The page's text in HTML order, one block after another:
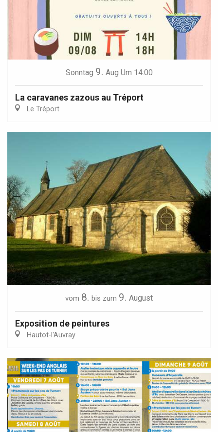
Sonntag 9. Aug Um 14:00
La caravanes zazous au Tréport
Le Tréport
vom 8. bis zum 9. August
Exposition de peintures
Hautot-l'Auvray